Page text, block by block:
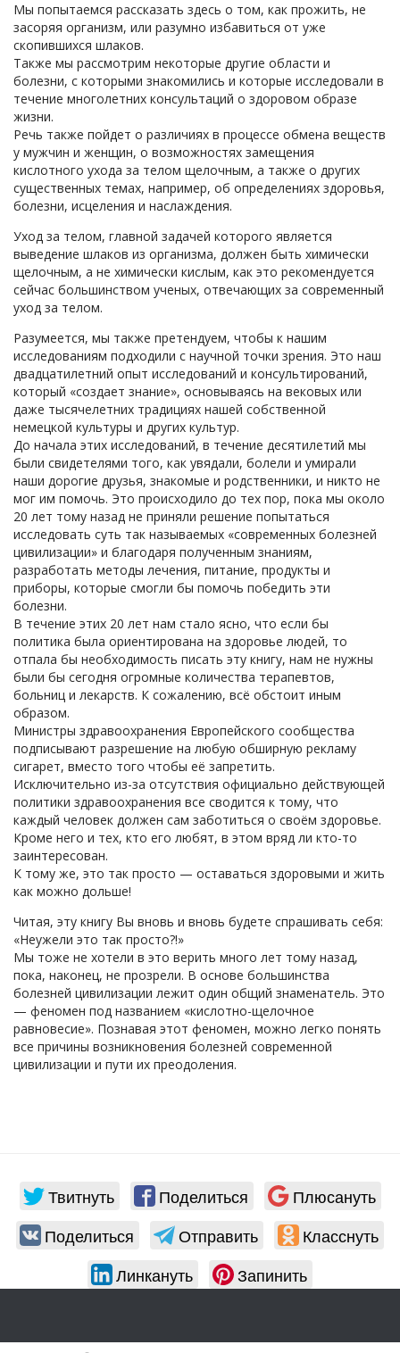
Мы попытаемся рассказать здесь о том, как прожить, не
засоряя организм, или разумно избавиться от уже
скопившихся шлаков.
Также мы рассмотрим некоторые другие области и
болезни, с которыми знакомились и которые исследовали в
течение многолетних консультаций о здоровом образе
жизни.
Речь также пойдет о различиях в процессе обмена веществ
у мужчин и женщин, о возможностях замещения
кислотного ухода за телом щелочным, а также о других
существенных темах, например, об определениях здоровья,
болезни, исцеления и наслаждения.
Уход за телом, главной задачей которого является
выведение шлаков из организма, должен быть химически
щелочным, а не химически кислым, как это рекомендуется
сейчас большинством ученых, отвечающих за современный
уход за телом.
Разумеется, мы также претендуем, чтобы к нашим
исследованиям подходили с научной точки зрения. Это наш
двадцатилетний опыт исследований и консультирований,
который «создает знание», основываясь на вековых или
даже тысячелетних традициях нашей собственной
немецкой культуры и других культур.
До начала этих исследований, в течение десятилетий мы
были свидетелями того, как увядали, болели и умирали
наши дорогие друзья, знакомые и родственники, и никто не
мог им помочь. Это происходило до тех пор, пока мы около
20 лет тому назад не приняли решение попытаться
исследовать суть так называемых «современных болезней
цивилизации» и благодаря полученным знаниям,
разработать методы лечения, питание, продукты и
приборы, которые смогли бы помочь победить эти
болезни.
В течение этих 20 лет нам стало ясно, что если бы
политика была ориентирована на здоровье людей, то
отпала бы необходимость писать эту книгу, нам не нужны
были бы сегодня огромные количества терапевтов,
больниц и лекарств. К сожалению, всё обстоит иным
образом.
Министры здравоохранения Европейского сообщества
подписывают разрешение на любую обширную рекламу
сигарет, вместо того чтобы её запретить.
Исключительно из-за отсутствия официально действующей
политики здравоохранения все сводится к тому, что
каждый человек должен сам заботиться о своём здоровье.
Кроме него и тех, кто его любят, в этом вряд ли кто-то
заинтересован.
К тому же, это так просто — оставаться здоровыми и жить
как можно дольше!
Читая, эту книгу Вы вновь и вновь будете спрашивать себя:
«Неужели это так просто?!»
Мы тоже не хотели в это верить много лет тому назад,
пока, наконец, не прозрели. В основе большинства
болезней цивилизации лежит один общий знаменатель. Это
— феномен под названием «кислотно-щелочное
равновесие». Познавая этот феномен, можно легко понять
все причины возникновения болезней современной
цивилизации и пути их преодоления.
Твитнуть Поделиться
Плюсануть
Поделиться
Отправить
Класснуть
Линкануть
Запинить